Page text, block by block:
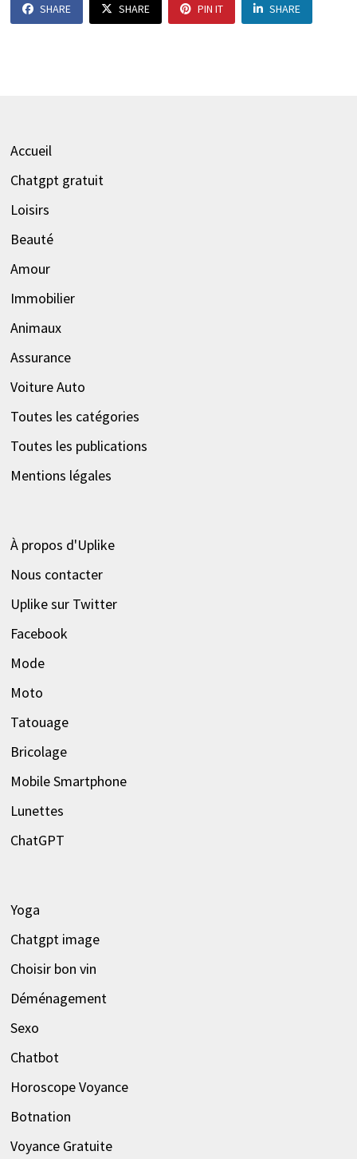
SHARE SHARE PIN IT SHARE
Accueil
Chatgpt gratuit
Loisirs
Beauté
Amour
Immobilier
Animaux
Assurance
Voiture Auto
Toutes les catégories
Toutes les publications
Mentions légales
À propos d'Uplike
Nous contacter
Uplike sur Twitter
Facebook
Mode
Moto
Tatouage
Bricolage
Mobile Smartphone
Lunettes
ChatGPT
Yoga
Chatgpt image
Choisir bon vin
Déménagement
Sexo
Chatbot
Horoscope Voyance
Botnation
Voyance Gratuite